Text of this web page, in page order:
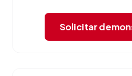
Solicitar